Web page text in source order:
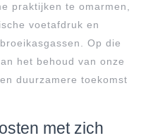
praktijken te omarmen,
voetafdruk en
Op die
het behoud van onze
duurzamere toekomst
met zich